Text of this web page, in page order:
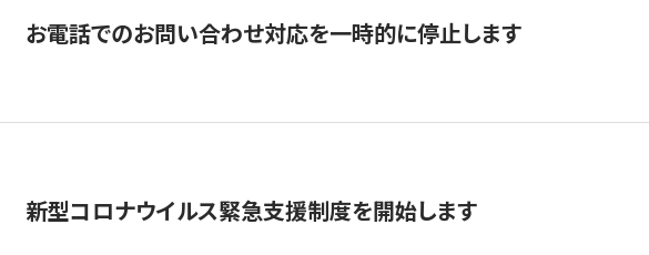
お電話でのお問い合わせ対応を一時的に停止します
新型コロナウイルス緊急支援制度を開始します